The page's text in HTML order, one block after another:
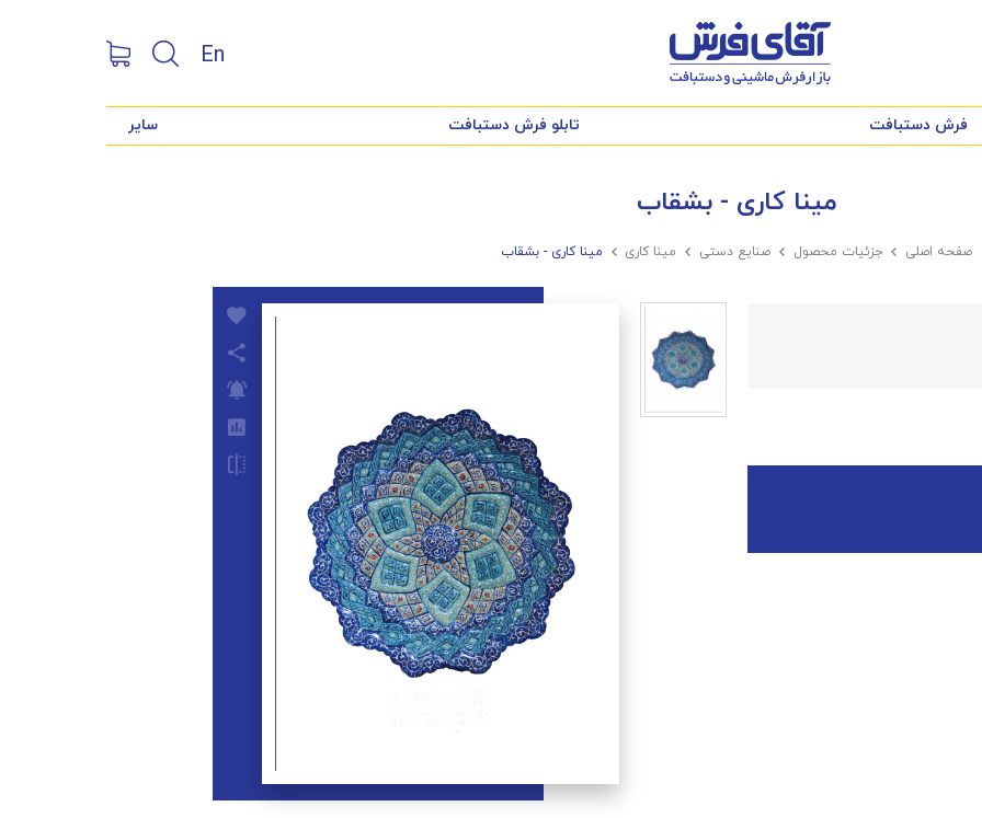
En
فرش دستبافت تابلو فرش دستبافت سایر
مینا کاری - بشقاب
صفحه اصلی  جزئیات محصول  صنایع دستی  مینا کاری  مینا کاری - بشقاب